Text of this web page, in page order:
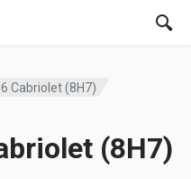
Cabriolet (8H7)
(8H7)